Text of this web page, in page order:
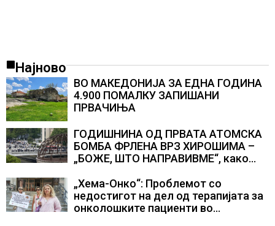
Најново
ВО МАКЕДОНИЈА ЗА ЕДНА ГОДИНА
4.900 ПОМАЛКУ ЗАПИШАНИ
ПРВАЧИЊА
ГОДИШНИНА ОД ПРВАТА АТОМСКА
БОМБА ФРЛЕНА ВРЗ ХИРОШИМА –
„БОЖЕ, ШТО НАПРАВИВМЕ“, како
Геј“ и учесниците во
бомбардирањето го доживуваа овој
настан што го промени текот на
„Хема-Онко“: Проблемот со
недостигот на дел од терапијата за
онколошките пациенти во